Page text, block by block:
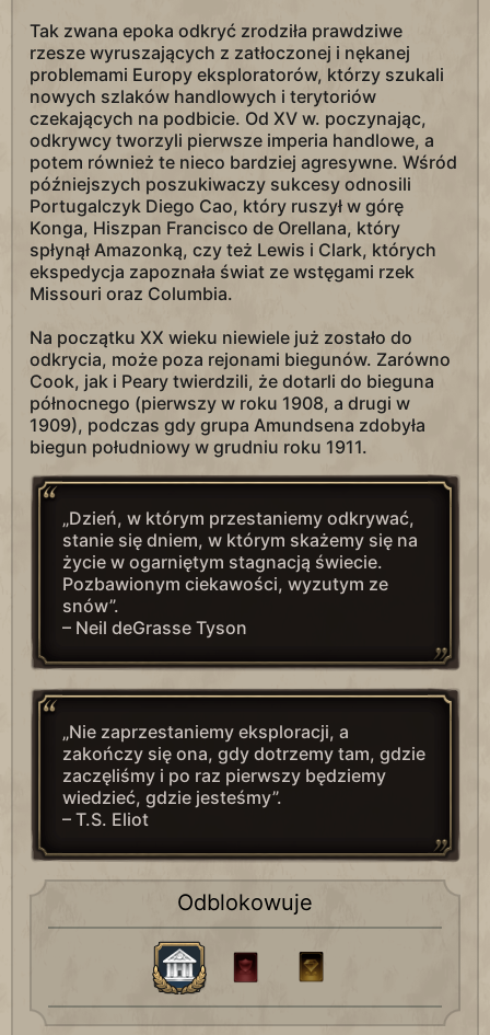
Tak zwana epoka odkryć zrodziła prawdziwe
rzesze wyruszających z zatłoczonej i nękanej
problemami Europy eksploratorów, którzy szukali
nowych szlaków handlowych i terytoriów
czekających na podbicie. Od XV w. poczynając,
odkrywcy tworzyli pierwsze imperia handlowe, a
potem również te nieco bardziej agresywne. Wśród
późniejszych poszukiwaczy sukcesy odnosili
Portugalczyk Diego Cao, który ruszył w górę
Konga, Hiszpan Francisco de Orellana, który
spłynął Amazonką, czy też Lewis i Clark, których
ekspedycja zapoznała świat ze wstęgami rzek
Missouri oraz Columbia.
Na początku XX wieku niewiele już zostało do
odkrycia, może poza rejonami biegunów. Zarówno
Cook, jak i Peary twierdzili, że dotarli do bieguna
północnego (pierwszy w roku 1908, a drugi w
1909), podczas gdy grupa Amundsena zdobyła
biegun południowy w grudniu roku 1911.
„Dzień, w którym przestaniemy odkrywać,
stanie się dniem, w którym skażemy się na
życie w ogarniętym stagnacją świecie.
Pozbawionym ciekawości, wyzutym ze
snów”.
– Neil deGrasse Tyson
„Nie zaprzestaniemy eksploracji, a
zakończy się ona, gdy dotrzemy tam, gdzie
zaczęliśmy i po raz pierwszy będziemy
wiedzieć, gdzie jesteśmy”.
– T.S. Eliot
Odblokowuje